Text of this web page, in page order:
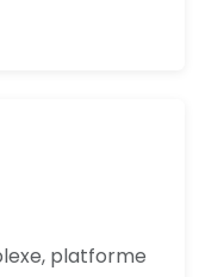
platforme